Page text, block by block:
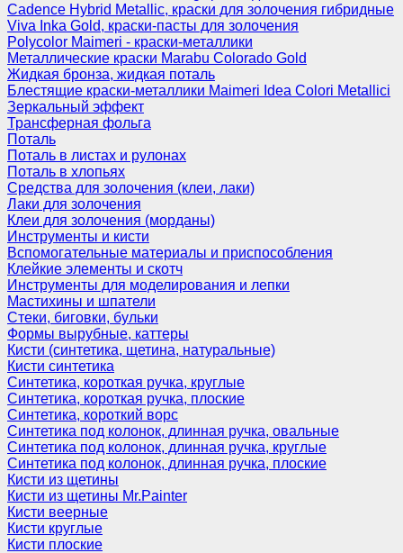
Cadence Hybrid Metallic, краски для золочения гибридные
Viva Inka Gold, краски-пасты для золочения
Polycolor Maimeri - краски-металлики
Металлические краски Marabu Colorado Gold
Жидкая бронза, жидкая поталь
Блестящие краски-металлики Maimeri Idea Colori Metallici
Зеркальный эффект
Трансферная фольга
Поталь
Поталь в листах и рулонах
Поталь в хлопьях
Средства для золочения (клеи, лаки)
Лаки для золочения
Клеи для золочения (морданы)
Инструменты и кисти
Вспомогательные материалы и приспособления
Клейкие элементы и скотч
Инструменты для моделирования и лепки
Мастихины и шпатели
Стеки, биговки, бульки
Формы вырубные, каттеры
Кисти (синтетика, щетина, натуральные)
Кисти синтетика
Синтетика, короткая ручка, круглые
Синтетика, короткая ручка, плоские
Синтетика, короткий ворс
Синтетика под колонок, длинная ручка, овальные
Синтетика под колонок, длинная ручка, круглые
Синтетика под колонок, длинная ручка, плоские
Кисти из щетины
Кисти из щетины Mr.Painter
Кисти веерные
Кисти круглые
Кисти плоские